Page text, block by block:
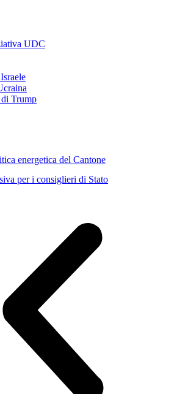
UDC
Trump
energetica del Cantone
per i consiglieri di Stato